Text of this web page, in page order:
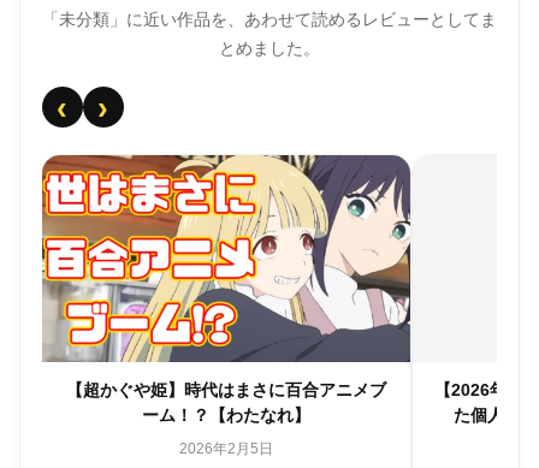
「未分類」に近い作品を、あわせて読めるレビューとしてま
とめました。
‹ ›
【超かぐや姫】時代はまさに百合アニメブ
ーム！？【わたなれ】
2026年2月5日
【2026年ア
た個人的